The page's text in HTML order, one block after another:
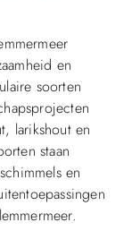
en
soorten
larikshout en
staan
en